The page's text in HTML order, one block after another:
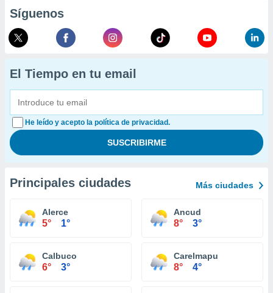
Síguenos
El Tiempo en tu email
He leído y acepto la política de privacidad.
Principales ciudades Más ciudades
Alerce
5° 1°
Ancud
8° 3°
Calbuco
6° 3°
Carelmapu
8° 4°